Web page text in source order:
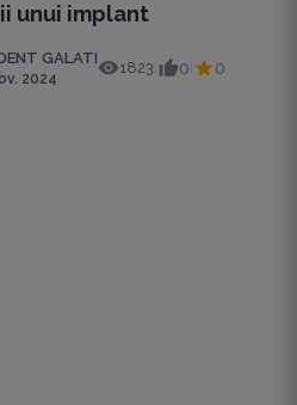
unui implant
GALATI
2024
1823 0 0